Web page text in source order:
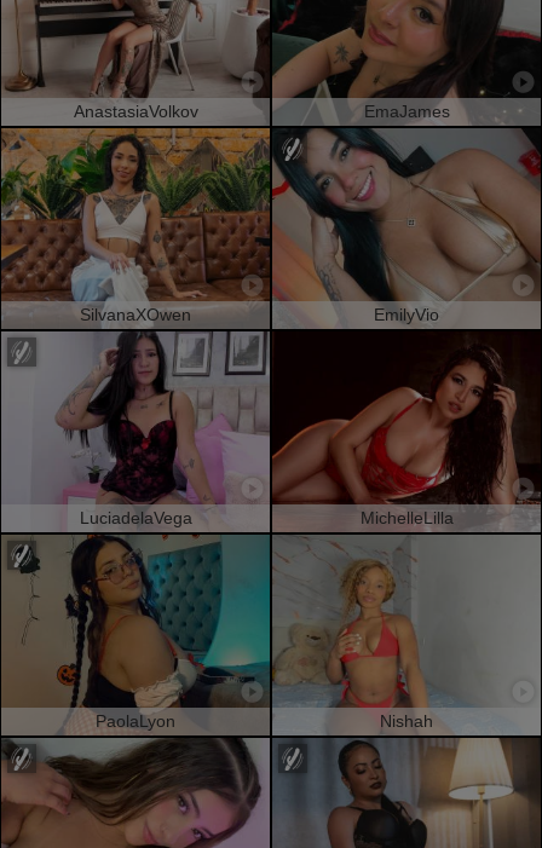
AnastasiaVolkov EmaJames
SilvanaXOwen EmilyVio
LuciadelaVega MichelleLilla
PaolaLyon Nishah